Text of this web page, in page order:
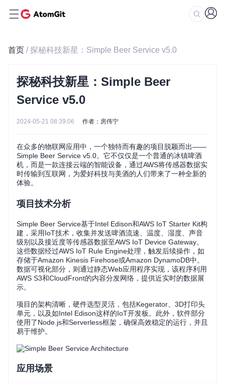
首页 / 探秘科技新星：Simple Beer Service v5.0
探秘科技新星：Simple Beer
Service v5.0
2024-05-21 08:39:06 作者：房伟宁
在众多的物联网应用中，一个独特而有趣的项目脱颖而出——
Simple Beer Service v5.0。它不仅仅是一个普通的冰镇啤酒
机，而是一款连接云端的智能设备，通过AWS将传感器数据实
时传输到互联网，为爱好科技与美酒的人们带来了一种全新的
体验。
项目技术分析
Simple Beer Service基于Intel Edison和AWS IoT Starter Kit构
建，采用IoT技术，收集并发送啤酒流速、温度、湿度、声音
级别以及接近度等传感器数据至AWS IoT Device Gateway。
这些数据经过AWS IoT Rule Engine处理，触发后续操作，如
存储于Amazon Kinesis Firehose或Amazon DynamoDB中。
数据可视化部分，则通过静态Web应用程序实现，该程序利用
AWS S3和CloudFront的内容分发网络，提供近实时的数据展
示。
项目的架构清晰，硬件选型灵活，包括Kegerator、3D打印头
单元，以及如Intel Edison这样的IoT开发板。此外，软件部分
使用了Node.js和Serverless框架，确保高效稳定的运行，并且
易于维护。
应用场景